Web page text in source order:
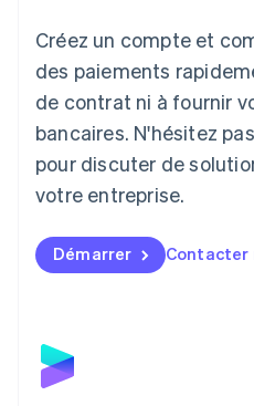
Créez un compte et
des paiements
de contrat ni à fournir
bancaires. N'hésitez
pour discuter de
votre entreprise.
Démarrer Contacter
Lettonie
English
Liechtenstein
DeutschEnglish
Lituanie
Luxembourg
FrançaisDeutschEnglish
English简体中文
Malte
Norvège
English